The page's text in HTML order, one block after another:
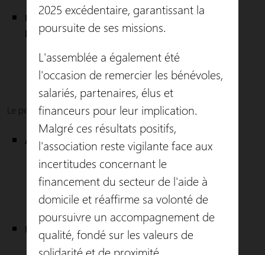
Pour le service mandataire d’aide à domicile,
l’association est :
accompagnement administratif des particuliers
employeurs).
Le personnel de Dom’Services Plus au 31/12/2025 :
Administratif :
2 responsables de secteur,
1 comptable,
1 assistante de direction.
Intervenantes :
42 degré 1 CDI et CDD,
2025 excédentaire, garantissant la
poursuite de ses missions.
L'assemblée a également été
l'occasion de remercier les bénévoles,
salariés, partenaires, élus et
financeurs pour leur implication.
Malgré ces résultats positifs,
l'association reste vigilante face aux
incertitudes concernant le
financement du secteur de l'aide à
domicile et réaffirme sa volonté de
poursuivre un accompagnement de
qualité, fondé sur les valeurs de
solidarité et de proximité.